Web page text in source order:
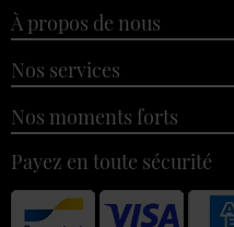
À propos de nous
Nos services
Nos moments forts
Payez en toute sécurité